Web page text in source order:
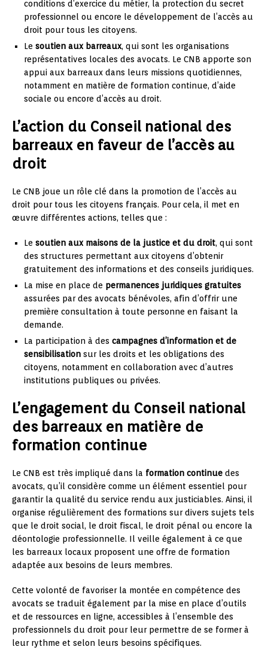
conditions d’exercice du métier, la protection du secret
professionnel ou encore le développement de l’accès au
droit pour tous les citoyens.
Le soutien aux barreaux, qui sont les organisations
représentatives locales des avocats. Le CNB apporte son
appui aux barreaux dans leurs missions quotidiennes,
notamment en matière de formation continue, d’aide
sociale ou encore d’accès au droit.
L’action du Conseil national des
barreaux en faveur de l’accès au
droit
Le CNB joue un rôle clé dans la promotion de l’accès au
droit pour tous les citoyens français. Pour cela, il met en
œuvre différentes actions, telles que :
Le soutien aux maisons de la justice et du droit, qui sont
des structures permettant aux citoyens d’obtenir
gratuitement des informations et des conseils juridiques.
La mise en place de permanences juridiques gratuites
assurées par des avocats bénévoles, afin d’offrir une
première consultation à toute personne en faisant la
demande.
La participation à des campagnes d’information et de
sensibilisation sur les droits et les obligations des
citoyens, notamment en collaboration avec d’autres
institutions publiques ou privées.
L’engagement du Conseil national
des barreaux en matière de
formation continue
Le CNB est très impliqué dans la formation continue des
avocats, qu’il considère comme un élément essentiel pour
garantir la qualité du service rendu aux justiciables. Ainsi, il
organise régulièrement des formations sur divers sujets tels
que le droit social, le droit fiscal, le droit pénal ou encore la
déontologie professionnelle. Il veille également à ce que
les barreaux locaux proposent une offre de formation
adaptée aux besoins de leurs membres.
Cette volonté de favoriser la montée en compétence des
avocats se traduit également par la mise en place d’outils
et de ressources en ligne, accessibles à l’ensemble des
professionnels du droit pour leur permettre de se former à
leur rythme et selon leurs besoins spécifiques.